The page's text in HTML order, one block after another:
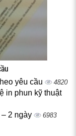
yêu cầu 4820
in phun kỹ thuật
2 ngày 6983